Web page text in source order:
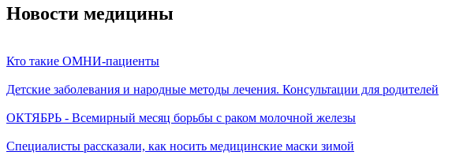
Новости медицины
Кто такие ОМНИ-пациенты
Детские заболевания и народные методы лечения. Консультации для родителей
ОКТЯБРЬ - Всемирный месяц борьбы с раком молочной железы
Специалисты рассказали, как носить медицинские маски зимой